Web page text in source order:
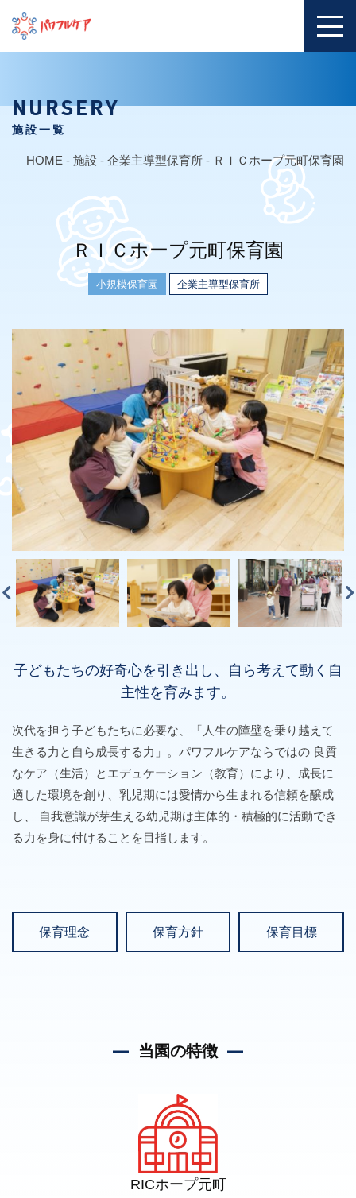
NURSERY
施設一覧
HOME - 施設 - 企業主導型保育所 - ＲＩＣホープ元町保育園
ＲＩＣホープ元町保育園
小規模保育園 企業主導型保育所
子どもたちの好奇心を引き出し、自ら考えて動く自
主性を育みます。
次代を担う子どもたちに必要な、「人生の障壁を乗り越えて
生きる力と自ら成長する力」。パワフルケアならではの 良質
なケア（生活）とエデュケーション（教育）により、成長に
適した環境を創り、乳児期には愛情から生まれる信頼を醸成
し、 自我意識が芽生える幼児期は主体的・積極的に活動でき
る力を身に付けることを目指します。
保育理念 保育方針 保育目標
当園の特徴
RICホープ元町